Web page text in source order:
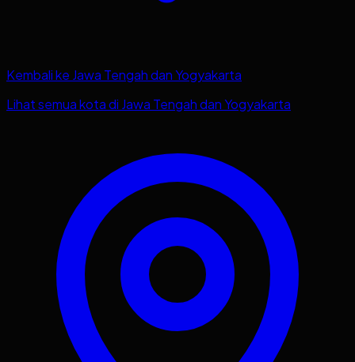
Kembali ke Jawa Tengah dan Yogyakarta
Lihat semua kota di Jawa Tengah dan Yogyakarta